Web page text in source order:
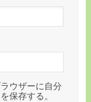
ウザーに自分
保存する。